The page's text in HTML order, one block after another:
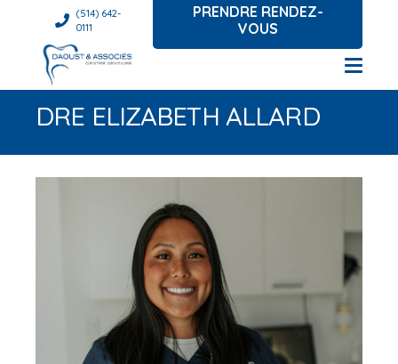
(514) 642-
0111
PRENDRE RENDEZ-
VOUS
DRE ELIZABETH ALLARD